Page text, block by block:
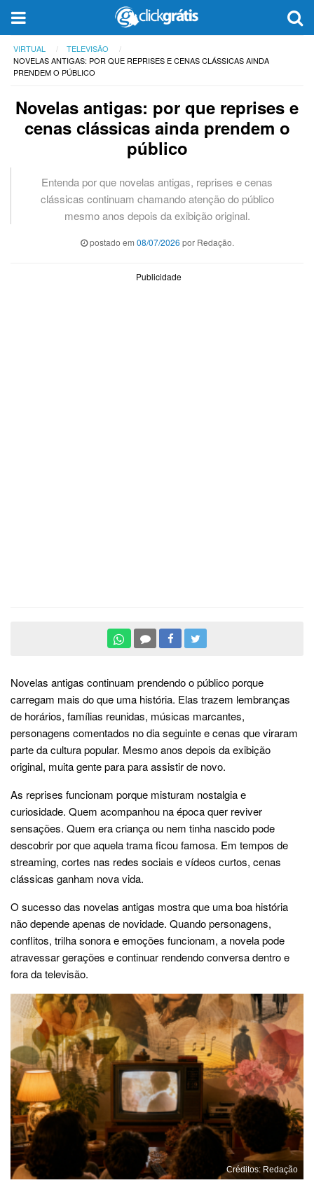
VIRTUAL
TELEVISÃO
NOVELAS ANTIGAS: POR QUE REPRISES E CENAS CLÁSSICAS AINDA
PRENDEM O PÚBLICO
Novelas antigas: por que reprises e
cenas clássicas ainda prendem o
público
Entenda por que novelas antigas, reprises e cenas
clássicas continuam chamando atenção do público
mesmo anos depois da exibição original.
postado em 08/07/2026 por Redação.
Publicidade
Novelas antigas continuam prendendo o público porque
carregam mais do que uma história. Elas trazem lembranças
de horários, famílias reunidas, músicas marcantes,
personagens comentados no dia seguinte e cenas que viraram
parte da cultura popular. Mesmo anos depois da exibição
original, muita gente para para assistir de novo.
As reprises funcionam porque misturam nostalgia e
curiosidade. Quem acompanhou na época quer reviver
sensações. Quem era criança ou nem tinha nascido pode
descobrir por que aquela trama ficou famosa. Em tempos de
streaming, cortes nas redes sociais e vídeos curtos, cenas
clássicas ganham nova vida.
O sucesso das novelas antigas mostra que uma boa história
não depende apenas de novidade. Quando personagens,
conflitos, trilha sonora e emoções funcionam, a novela pode
atravessar gerações e continuar rendendo conversa dentro e
fora da televisão.
Créditos: Redação